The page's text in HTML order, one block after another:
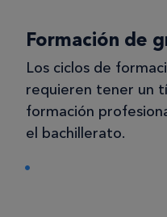
Formación de
Los ciclos de
requieren tener un
formación
el bachillerato.